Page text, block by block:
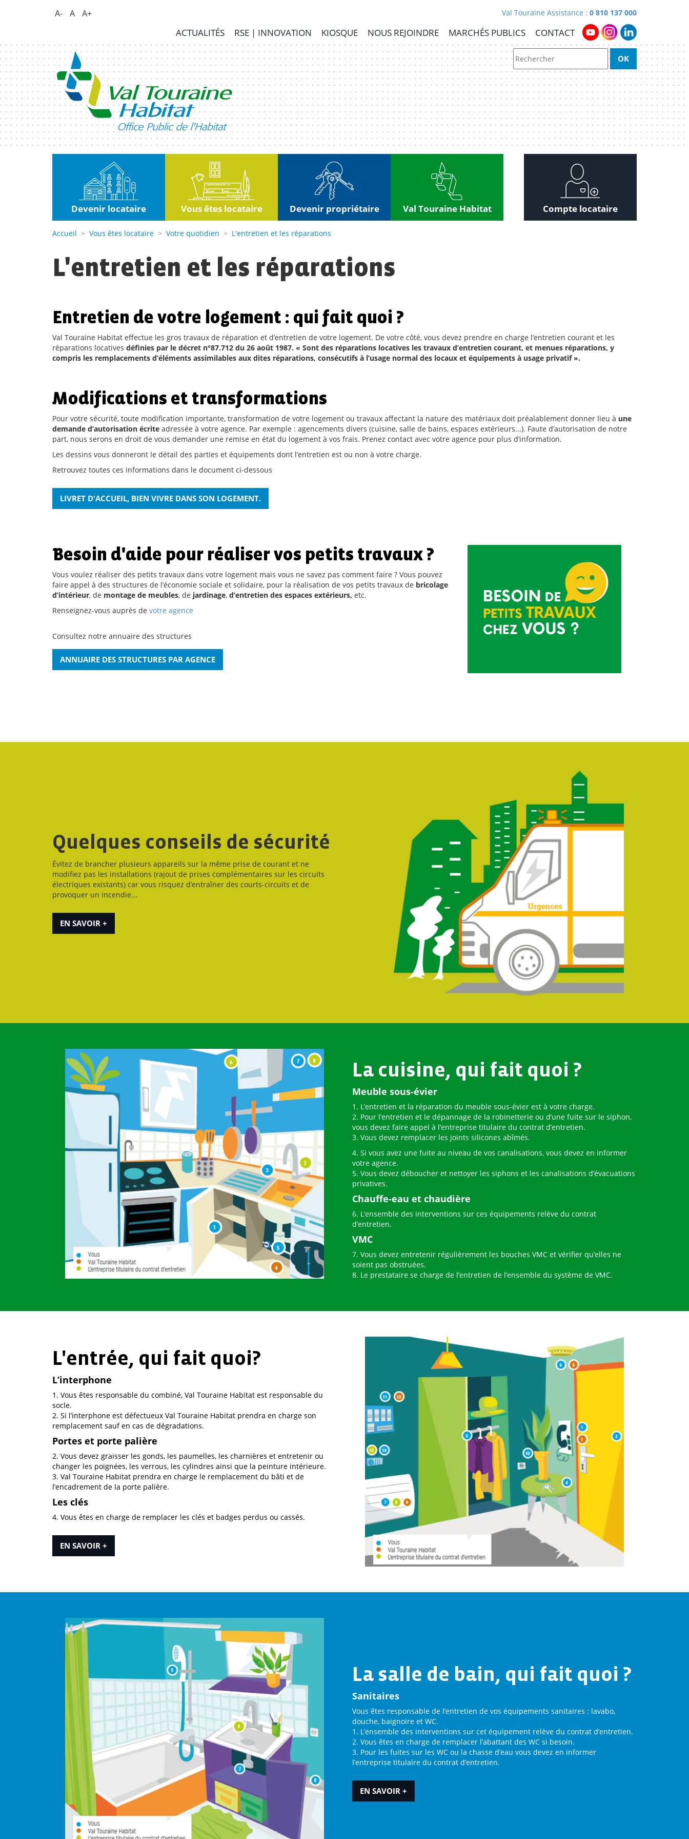
RSE
Innovation
Kiosque
Nous
rejoindre
A- A A+ Val Touraine Assistance : 0 810 137 000
ACTUALITÉS RSE | INNOVATION KIOSQUE NOUS REJOINDRE MARCHÉS PUBLICS CONTACT
Devenir locataire Vous êtes locataire Devenir propriétaire Val Touraine Habitat Compte locataire
Accueil > Vous êtes locataire > Votre quotidien > L'entretien et les réparations
L'entretien et les réparations
Entretien de votre logement : qui fait quoi ?
Val Touraine Habitat effectue les gros travaux de réparation et d’entretien de votre logement. De votre côté, vous devez prendre en charge l’entretien courant et les
réparations locatives définies par le décret n°87.712 du 26 août 1987. « Sont des réparations locatives les travaux d’entretien courant, et menues réparations, y
compris les remplacements d’éléments assimilables aux dites réparations, consécutifs à l’usage normal des locaux et équipements à usage privatif ».
Modifications et transformations
Pour votre sécurité, toute modification importante, transformation de votre logement ou travaux affectant la nature des matériaux doit préalablement donner lieu à une
demande d’autorisation écrite adressée à votre agence. Par exemple : agencements divers (cuisine, salle de bains, espaces extérieurs...). Faute d’autorisation de notre
part, nous serons en droit de vous demander une remise en état du logement à vos frais. Prenez contact avec votre agence pour plus d’information.
Les dessins vous donneront le détail des parties et équipements dont l’entretien est ou non à votre charge.
Retrouvez toutes ces informations dans le document ci-dessous
LIVRET D'ACCUEIL, BIEN VIVRE DANS SON LOGEMENT.
Besoin d'aide pour réaliser vos petits travaux ?
Vous voulez réaliser des petits travaux dans votre logement mais vous ne savez pas comment faire ? Vous pouvez
faire appel à des structures de l’économie sociale et solidaire, pour la réalisation de vos petits travaux de bricolage
d’intérieur, de montage de meubles, de jardinage, d’entretien des espaces extérieurs, etc.
Renseignez-vous auprès de votre agence
Consultez notre annuaire des structures
ANNUAIRE DES STRUCTURES PAR AGENCE
Quelques conseils de sécurité
Évitez de brancher plusieurs appareils sur la même prise de courant et ne
modifiez pas les installations (rajout de prises complémentaires sur les circuits
électriques existants) car vous risquez d’entraîner des courts-circuits et de
provoquer un incendie...
EN SAVOIR +
La cuisine, qui fait quoi ?
Meuble sous-évier
1. L’entretien et la réparation du meuble sous-évier est à votre charge.
2. Pour l’entretien et le dépannage de la robinetterie ou d’une fuite sur le siphon,
vous devez faire appel à l’entreprise titulaire du contrat d’entretien.
3. Vous devez remplacer les joints silicones abîmés.
4. Si vous avez une fuite au niveau de vos canalisations, vous devez en informer
votre agence.
5. Vous devez déboucher et nettoyer les siphons et les canalisations d’évacuations
privatives.
Chauffe-eau et chaudière
6. L’ensemble des interventions sur ces équipements relève du contrat
d’entretien.
VMC
7. Vous devez entretenir régulièrement les bouches VMC et vérifier qu’elles ne
soient pas obstruées.
8. Le prestataire se charge de l’entretien de l’ensemble du système de VMC.
L'entrée, qui fait quoi?
L’interphone
1. Vous êtes responsable du combiné, Val Touraine Habitat est responsable du
socle.
2. Si l’interphone est défectueux Val Touraine Habitat prendra en charge son
remplacement sauf en cas de dégradations.
Portes et porte palière
2. Vous devez graisser les gonds, les paumelles, les charnières et entretenir ou
changer les poignées, les verrous, les cylindres ainsi que la peinture intérieure.
3. Val Touraine Habitat prendra en charge le remplacement du bâti et de
l’encadrement de la porte palière.
Les clés
4. Vous êtes en charge de remplacer les clés et badges perdus ou cassés.
EN SAVOIR +
La salle de bain, qui fait quoi ?
Sanitaires
Vous êtes responsable de l’entretien de vos équipements sanitaires : lavabo,
douche, baignoire et WC.
1. L’ensemble des interventions sur cet équipement relève du contrat d’entretien.
2. Vous êtes en charge de remplacer l’abattant des WC si besoin.
3. Pour les fuites sur les WC ou la chasse d’eau vous devez en informer
l’entreprise titulaire du contrat d’entretien.
EN SAVOIR +